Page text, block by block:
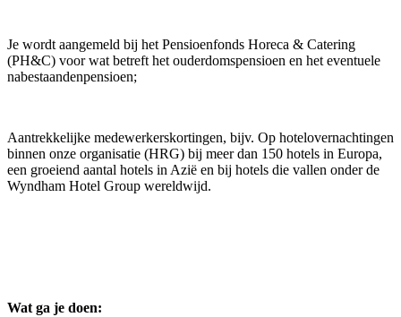
Je wordt aangemeld bij het Pensioenfonds Horeca & Catering
(PH&C) voor wat betreft het ouderdomspensioen en het eventuele
nabestaandenpensioen;
Aantrekkelijke medewerkerskortingen, bijv. Op hotelovernachtingen
binnen onze organisatie (HRG) bij meer dan 150 hotels in Europa,
een groeiend aantal hotels in Azië en bij hotels die vallen onder de
Wyndham Hotel Group wereldwijd.
Wat ga je doen: